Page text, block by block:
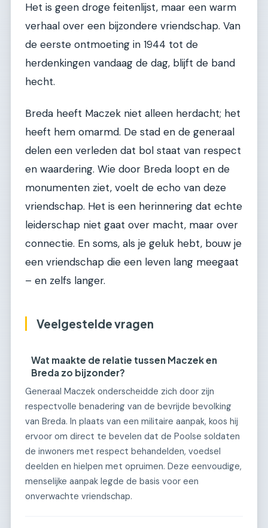
Het is geen droge feitenlijst, maar een warm
verhaal over een bijzondere vriendschap. Van
de eerste ontmoeting in 1944 tot de
herdenkingen vandaag de dag, blijft de band
hecht.
Breda heeft Maczek niet alleen herdacht; het
heeft hem omarmd. De stad en de generaal
delen een verleden dat bol staat van respect
en waardering. Wie door Breda loopt en de
monumenten ziet, voelt de echo van deze
vriendschap. Het is een herinnering dat echte
leiderschap niet gaat over macht, maar over
connectie. En soms, als je geluk hebt, bouw je
een vriendschap die een leven lang meegaat
– en zelfs langer.
Veelgestelde vragen
Wat maakte de relatie tussen Maczek en
Breda zo bijzonder?
Generaal Maczek onderscheidde zich door zijn
respectvolle benadering van de bevrijde bevolking
van Breda. In plaats van een militaire aanpak, koos hij
ervoor om direct te bevelen dat de Poolse soldaten
de inwoners met respect behandelden, voedsel
deelden en hielpen met opruimen. Deze eenvoudige,
menselijke aanpak legde de basis voor een
onverwachte vriendschap.